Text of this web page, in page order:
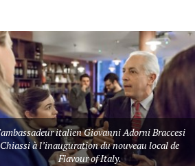
italien Giovanni Adorni Braccesi
Chiassi à l’inauguration du nouveau local de
Flavour of Italy.